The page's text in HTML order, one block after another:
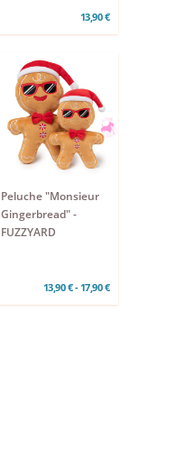
13,90 €
Peluche "Monsieur
Gingerbread" -
FUZZYARD
13,90 € - 17,90 €